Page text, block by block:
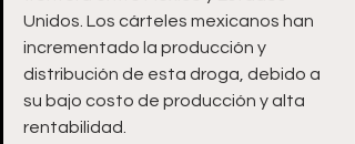
Unidos. Los cárteles mexicanos han
incrementado la producción y
distribución de esta droga, debido a
su bajo costo de producción y alta
rentabilidad.